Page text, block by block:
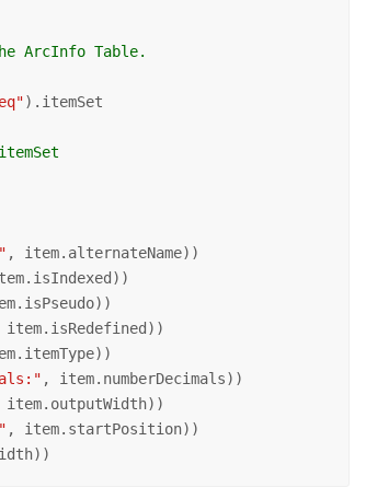
ArcInfo Table.
).itemSet
, item.alternateName))
item.isRedefined))
, item.numberDecimals))
item.outputWidth))
, item.startPosition))